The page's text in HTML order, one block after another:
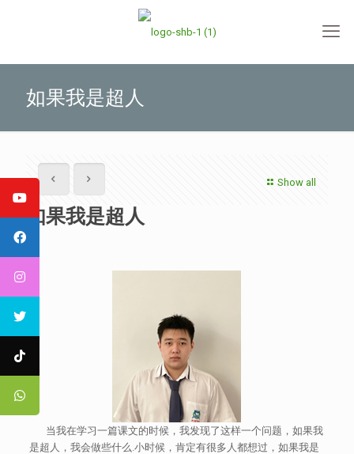
如果我是超人
Show all
如果我是超人
当我在学习一篇课文的时候，我发现了这样一个问题，如果我
是超人，我会做些什么.小时候，肯定有很多人都想过，如果我是